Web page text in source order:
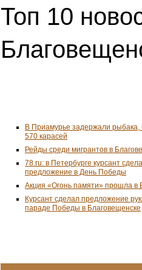
Топ 10
В Приамурье задержали
570 карасей
Рейды среди мигрантов в
78.ru: в Петербурге курсант
предложение в День Победы
Акция «Огонь памяти» прошла в
Курсант сделал предложение
параде Победы в Благовещенске